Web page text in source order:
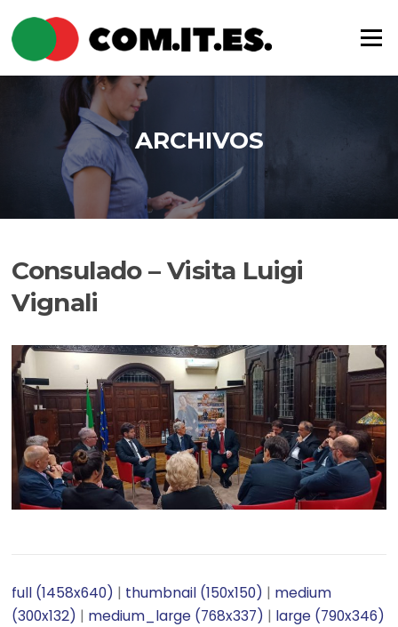
contenido
Menú
ARCHIVOS
Consulado – Visita Luigi
Vignali
full (1458x640) | thumbnail (150x150) | medium
(300x132) | medium_large (768x337) | large (790x346)